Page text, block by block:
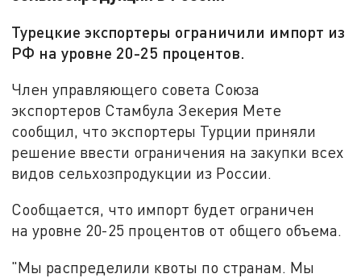
Турецкие экспортеры ограничили импорт из
РФ на уровне 20-25 процентов.
Член управляющего совета Союза
экспортеров Стамбула Зекерия Мете
сообщил, что экспортеры Турции приняли
решение ввести ограничения на закупки всех
видов сельхозпродукции из России.
Сообщается, что импорт будет ограничен
на уровне 20-25 процентов от общего объема.
"Мы распределили квоты по странам. Мы